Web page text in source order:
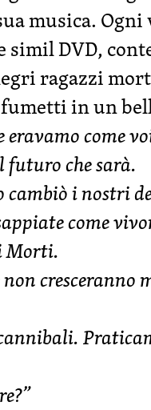
musica.
simil DVD,
ragazzi
in un
eravamo come
che sarà.
cambiò i nostri
come
Morti.
non